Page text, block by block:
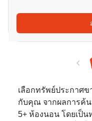
เลือกทรัพย์ประกาศ
กับคุณ จากผลการค้น
5+ ห้องนอน โดยเป็